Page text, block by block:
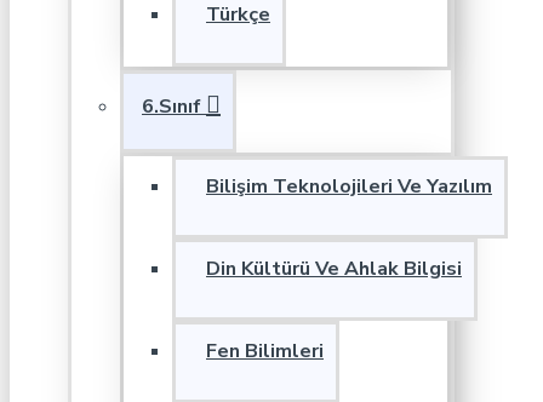
Türkçe
6.Sınıf
Bilişim Teknolojileri Ve Yazılım
Din Kültürü Ve Ahlak Bilgisi
Fen Bilimleri